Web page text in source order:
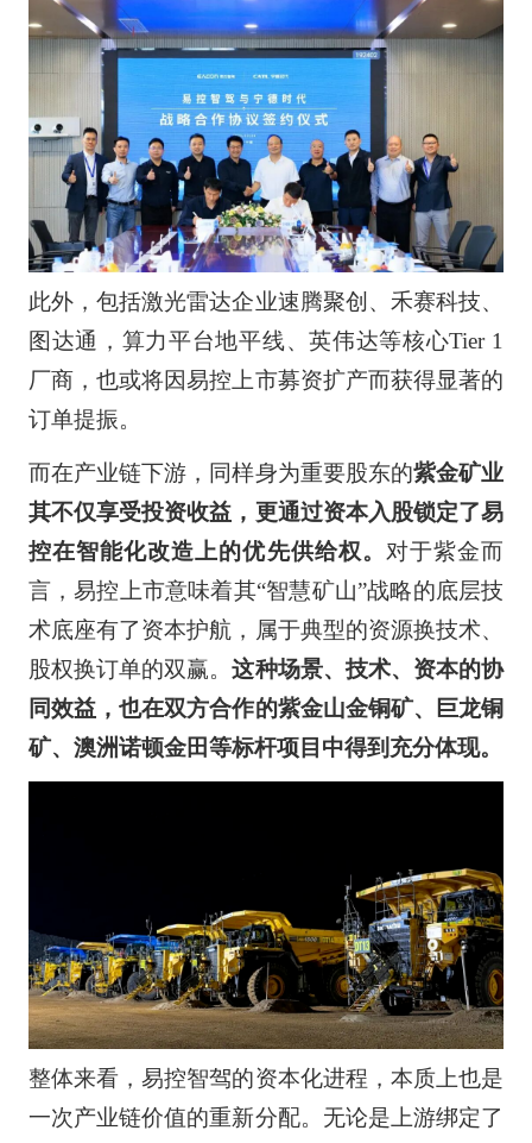
此外，包括激光雷达企业速腾聚创、禾赛科技、
图达通，算力平台地平线、英伟达等核心Tier 1
厂商，也或将因易控上市募资扩产而获得显著的
订单提振。
而在产业链下游，同样身为重要股东的紫金矿业
其不仅享受投资收益，更通过资本入股锁定了易
控在智能化改造上的优先供给权。 对于紫金而
言，易控上市意味着其“智慧矿山”战略的底层技
术底座有了资本护航，属于典型的资源换技术、
股权换订单的双赢。这种场景、技术、资本的协
同效益，也在双方合作的紫金山金铜矿、巨龙铜
矿、澳洲诺顿金田等标杆项目中得到充分体现。
整体来看，易控智驾的资本化进程，本质上也是
一次产业链价值的重新分配。无论是上游绑定了